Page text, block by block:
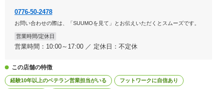
0776-50-2478
お問い合わせの際は、「SUUMOを見て」とお伝えいただくとスムーズです。
営業時間/定休日
営業時間：10:00～17:00 ／ 定休日：不定休
この店舗の特徴
経験10年以上のベテラン営業担当がいる フットワークに自信あり